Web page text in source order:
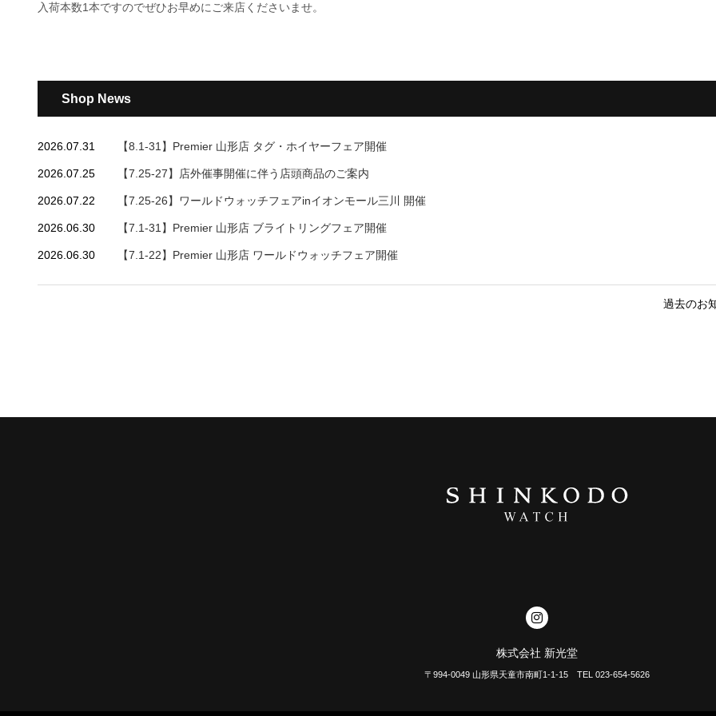
入荷本数1本ですのでぜひお早めにご来店くださいませ。
Shop News
2026.07.31 【8.1-31】Premier 山形店 タグ・ホイヤーフェア開催
2026.07.25 【7.25-27】店外催事開催に伴う店頭商品のご案内
2026.07.22 【7.25-26】ワールドウォッチフェアinイオンモール三川 開催
2026.06.30 【7.1-31】Premier 山形店 ブライトリングフェア開催
2026.06.30 【7.1-22】Premier 山形店 ワールドウォッチフェア開催
過去のお
株式会社 新光堂
〒994-0049 山形県天童市南町1-1-15 TEL 023-654-5626